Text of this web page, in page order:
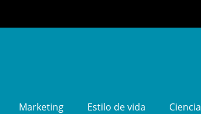
Marketing Estilo de vida Ciencia